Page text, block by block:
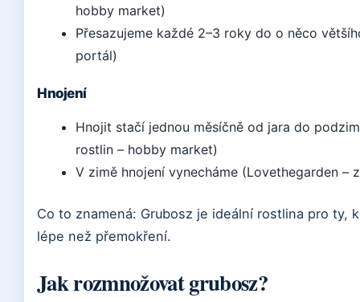
hobby market)
Přesazujeme každé 2–3 roky do o něco
portál)
Hnojení
Hnojit stačí jednou měsíčně od jara do
rostlin – hobby market)
V zimě hnojení vynecháme (Lovethegarden –
Co to znamená: Grubosz je ideální rostlina pro ty,
lépe než přemokření.
Jak rozmnožovat grubosz?